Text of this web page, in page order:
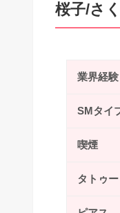
桜子/さ
業界経験
SMタイ
喫煙
タトゥー